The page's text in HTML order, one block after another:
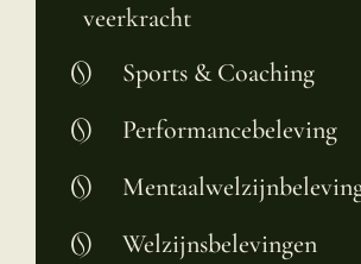
veerkracht
Sports & Coaching
Performancebeleving
Welzijnsbelevingen